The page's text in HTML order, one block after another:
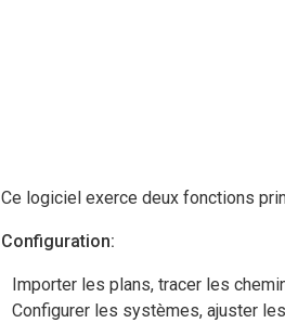
Ce logiciel exerce deux fonctions
Configuration:
Importer les plans, tracer les
Configurer les systèmes, ajuster